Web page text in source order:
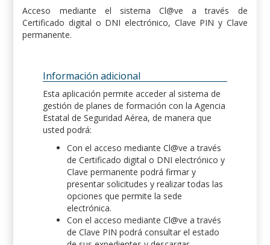
Acceso mediante el sistema Cl@ve a través de
Certificado digital o DNI electrónico, Clave PIN y Clave
permanente.
Información adicional
Esta aplicación permite acceder al sistema de
gestión de planes de formación con la Agencia
Estatal de Seguridad Aérea, de manera que
usted podrá:
Con el acceso mediante Cl@ve a través
de Certificado digital o DNI electrónico y
Clave permanente podrá firmar y
presentar solicitudes y realizar todas las
opciones que permite la sede
electrónica.
Con el acceso mediante Cl@ve a través
de Clave PIN podrá consultar el estado